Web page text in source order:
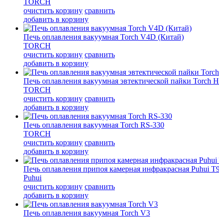
очистить корзину сравнить
добавить в корзину
Печь оплавления вакуумная Torch V4D (Китай)
TORCH
очистить корзину сравнить
добавить в корзину
Печь оплавления вакуумная эвтектической пайки Torch
TORCH
очистить корзину сравнить
добавить в корзину
Печь оплавления вакуумная Torch RS-330
TORCH
очистить корзину сравнить
добавить в корзину
Печь оплавления припоя камерная инфракрасная Puhui
Puhui
очистить корзину сравнить
добавить в корзину
Печь оплавления вакуумная Torch V3